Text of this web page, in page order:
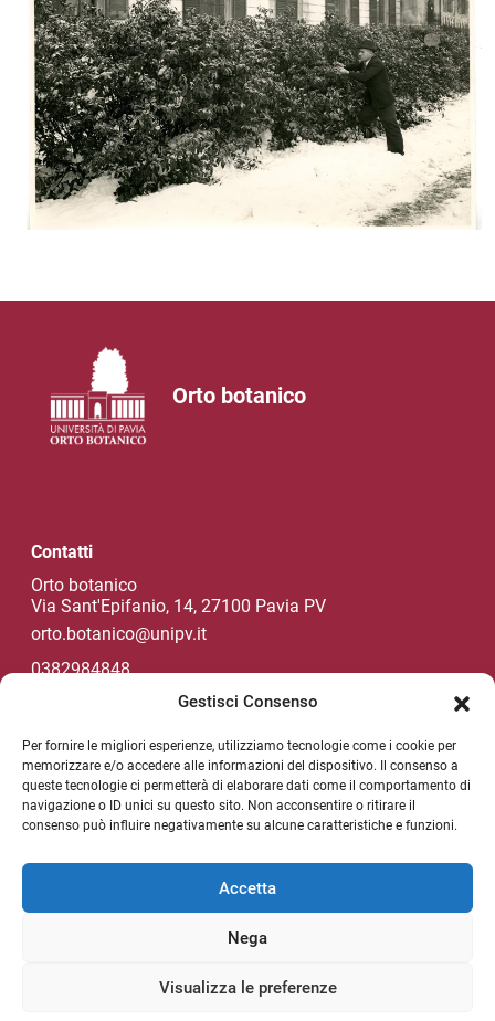
Gestisci Consenso
Per fornire le migliori esperienze, utilizziamo tecnologie come i cookie per
memorizzare e/o accedere alle informazioni del dispositivo. Il consenso a
queste tecnologie ci permetterà di elaborare dati come il comportamento di
navigazione o ID unici su questo sito. Non acconsentire o ritirare il
consenso può influire negativamente su alcune caratteristiche e funzioni.
Accetta
Nega
Visualizza le preferenze
Orto botanico
Contatti
Orto botanico
Via Sant'Epifanio, 14, 27100 Pavia PV
orto.botanico@unipv.it
0382984848
Social di Ateneo
Sezione Link Utili
Privacy policy